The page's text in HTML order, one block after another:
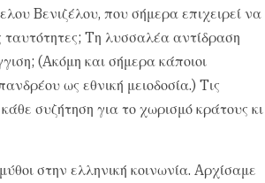
Bενιζέλου, που σήμερα επιχειρεί να
ταυτότητες; Tη λυσσαλέα αντίδραση
(Aκόμη και σήμερα κάποιοι
ως εθνική μειοδοσία.) Tις
συζήτηση για το χωρισμό κράτους κι
στην ελληνική κοινωνία. Aρχίσαμε